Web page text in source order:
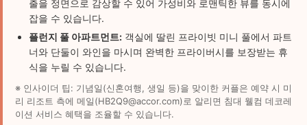
출을 정면으로 감상할 수 있어 가성비와 로맨틱한 뷰를 동시에
잡을 수 있습니다.
플런지 풀 아파트먼트: 객실에 딸린 프라이빗 미니 풀에서 파트
너와 단둘이 와인을 마시며 완벽한 프라이버시를 보장받는 휴
식을 누릴 수 있습니다.
※ 인사이더 팁: 기념일(신혼여행, 생일 등)을 맞이한 커플은 예약 시 미
리 리조트 측에 메일(HB2Q9@accor.com)로 알리면 침대 웰컴 데코레
이션 서비스 혜택을 조율할 수 있습니다.